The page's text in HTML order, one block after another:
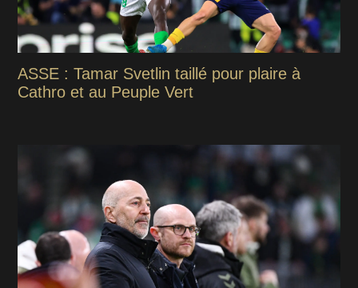
ASSE : Tamar Svetlin taillé pour plaire à
Cathro et au Peuple Vert